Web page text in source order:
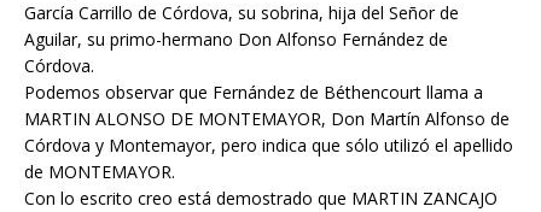
García Carrillo de Córdova, su sobrina, hija del Señor de
Aguilar, su primo-hermano Don Alfonso Fernández de
Córdova.
Podemos observar que Fernández de Béthencourt llama a
MARTIN ALONSO DE MONTEMAYOR, Don Martín Alfonso de
Córdova y Montemayor, pero indica que sólo utilizó el apellido
de MONTEMAYOR.
Con lo escrito creo está demostrado que MARTIN ZANCAJO